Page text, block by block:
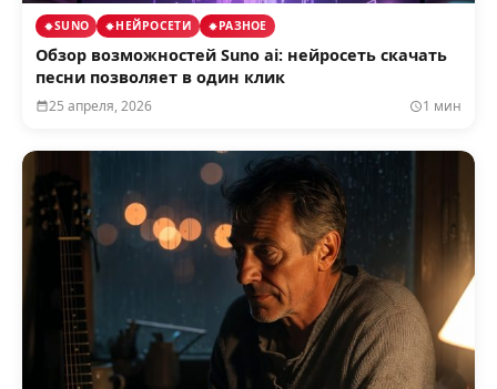
SUNO НЕЙРОСЕТИ РАЗНОЕ
Обзор возможностей Suno ai: нейросеть скачать
песни позволяет в один клик
25 апреля, 2026 1 мин